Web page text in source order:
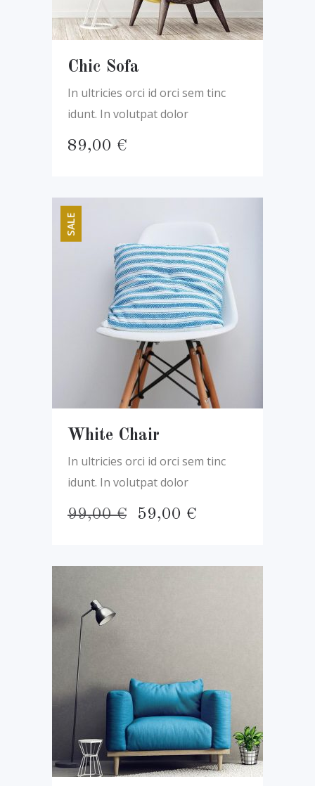
Chic Sofa
In ultricies orci id orci sem tinc
idunt. In volutpat dolor
89,00 €
SALE
White Chair
In ultricies orci id orci sem tinc
idunt. In volutpat dolor
99,00€
El
era:
59,00 €El
es: